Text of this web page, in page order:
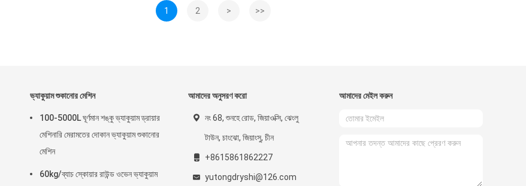
1 2 > >>
ভ্যাকুয়াম শুকানোর মেশিন
100-5000L ঘূর্ণমান শঙ্কু ভ্যাকুয়াম ড্রায়ার
মেশিনারি মেরামতের দোকান ভ্যাকুয়াম শুকানোর
মেশিন
60kg/ব্যাচ স্কোয়ার রাউন্ড ওভেন ভ্যাকুয়াম
আমাদের অনুসরণ করো
নং 68, শুনহে রোড, জিয়াওক্সি, ঝেংলু
টাউন, চাংঝো, জিয়াংসু, চীন
+8615861862227
yutongdryshi@126.com
আমাদের মেইল ​​করুন